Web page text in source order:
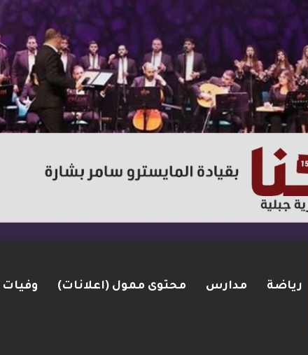
رياضة مدارس محتوى ممول (اعلانات) وفيات
مضيق هرمز.. والاتفاق قد يُنجز قريبًا